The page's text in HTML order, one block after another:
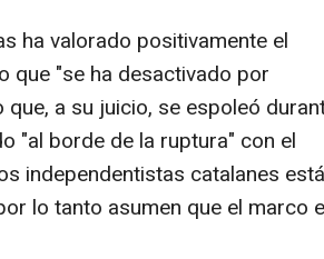
ha valorado positivamente el
que "se ha desactivado por
a su juicio, se espoleó
"al borde de la ruptura" con el
independentistas catalanes
lo tanto asumen que el marco